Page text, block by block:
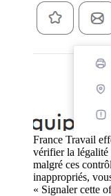
France Travail
vérifier la légalité
malgré ces
inappropriés,
« Signaler cette